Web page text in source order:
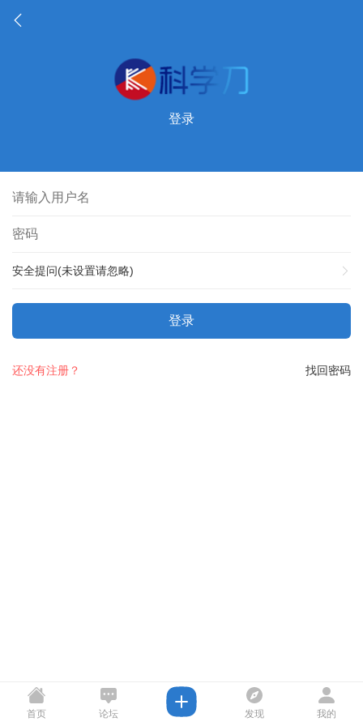
登录
安全提问(未设置请忽略)
登录
找回密码
还没有注册？
首页 论坛 发现 我的